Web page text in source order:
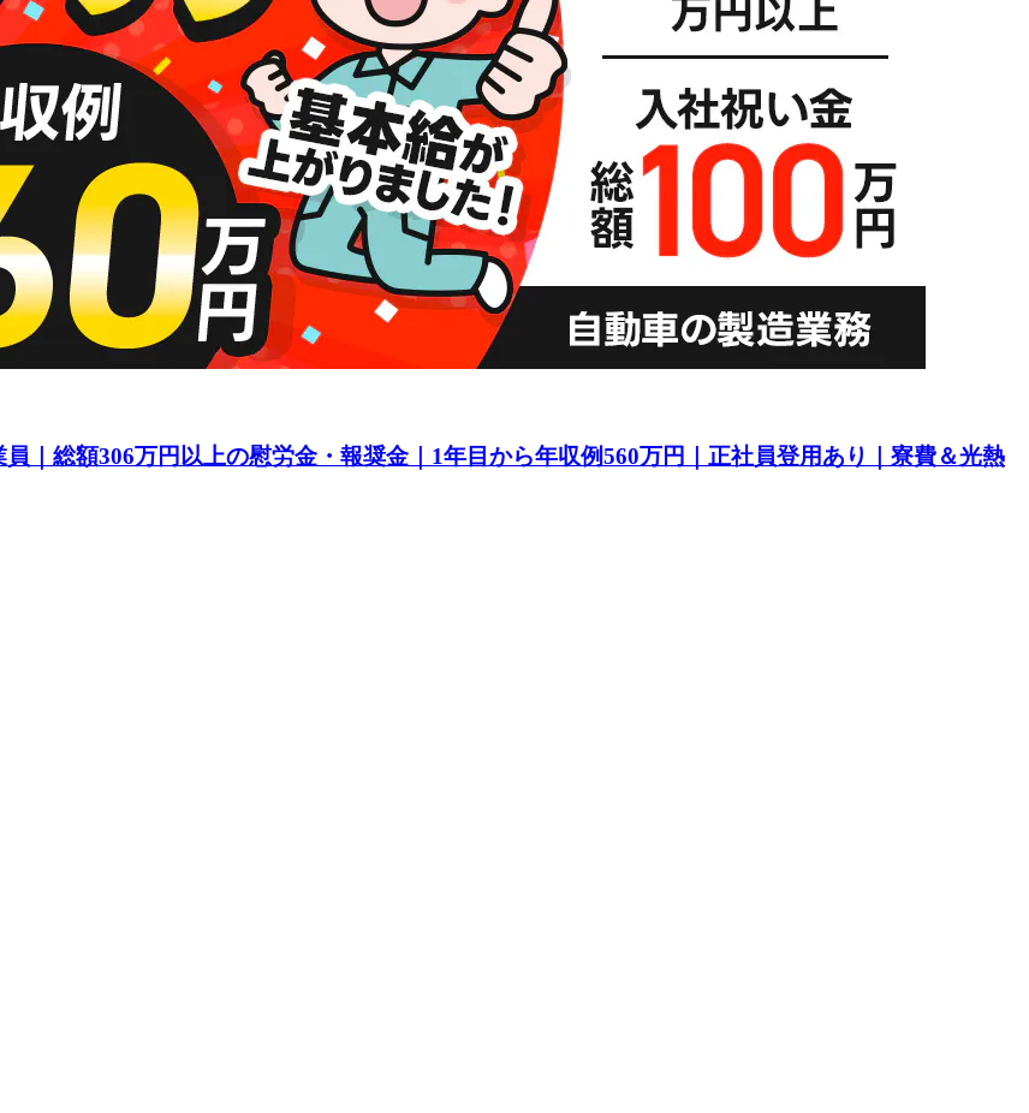
｜総額306万円以上の慰労金・報奨金｜1年目から年収例560万円｜正社員登用あり｜寮費＆光熱